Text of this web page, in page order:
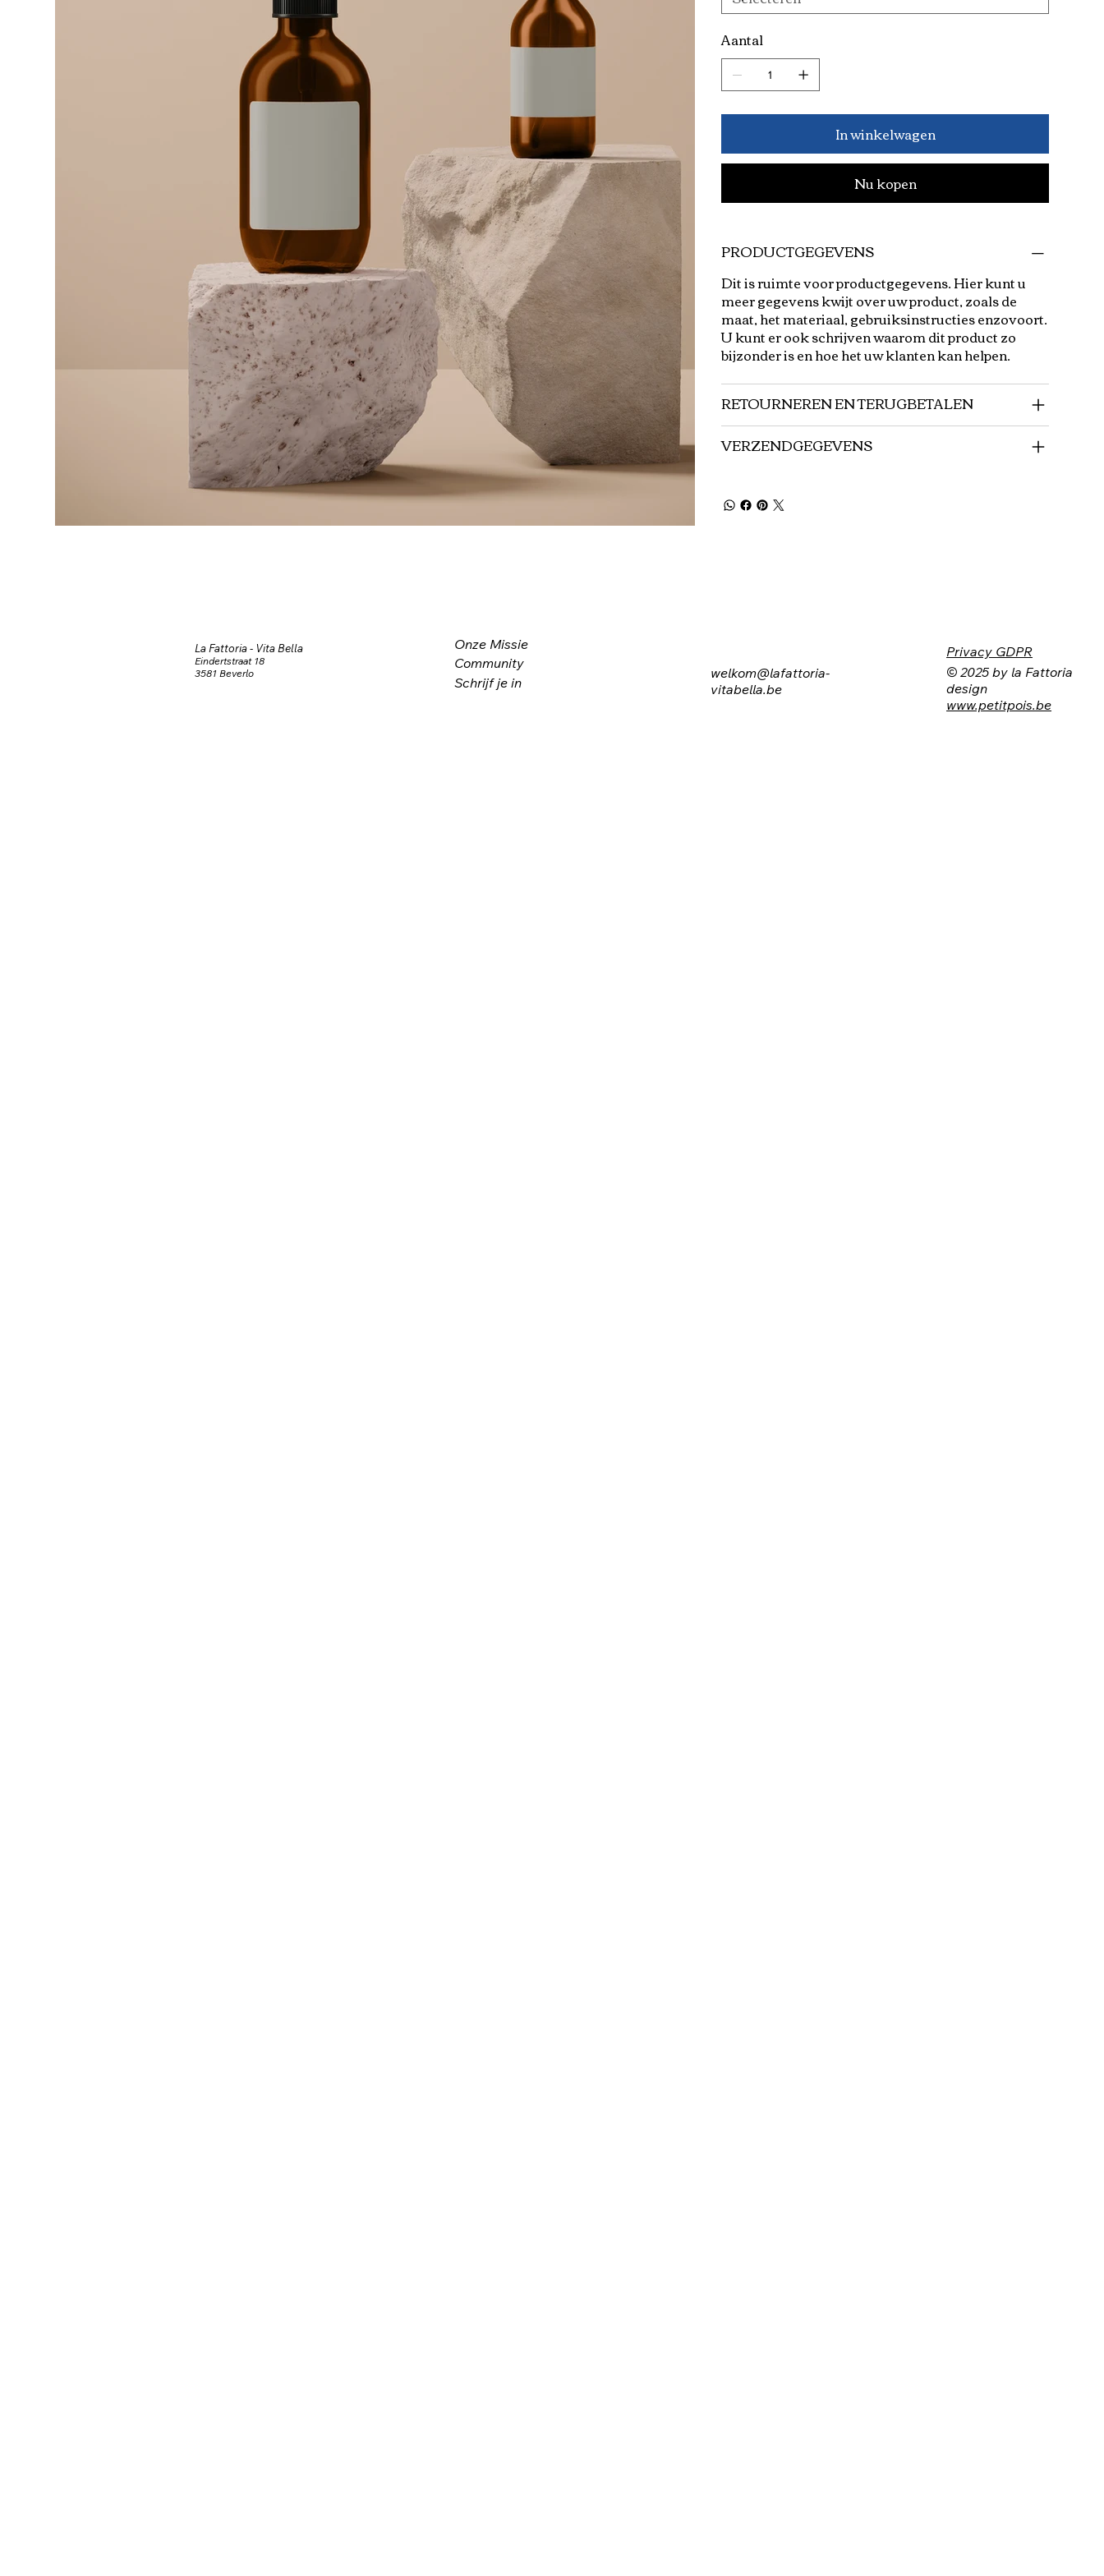
Aantal
In winkelwagen
Nu kopen
PRODUCTGEGEVENS
Dit is ruimte voor productgegevens. Hier kunt u
meer gegevens kwijt over uw product, zoals de
maat, het materiaal, gebruiksinstructies enzovoort.
U kunt er ook schrijven waarom dit product zo
bijzonder is en hoe het uw klanten kan helpen.
RETOURNEREN EN TERUGBETALEN
VERZENDGEGEVENS
La Fattoria - Vita Bella
Eindertstraat 18
3581 Beverlo
Onze Missie
Community
Schrijf je in
welkom@lafattoria-
vitabella.be
Privacy GDPR
© 2025 by la Fattoria
design
www.petitpois.be